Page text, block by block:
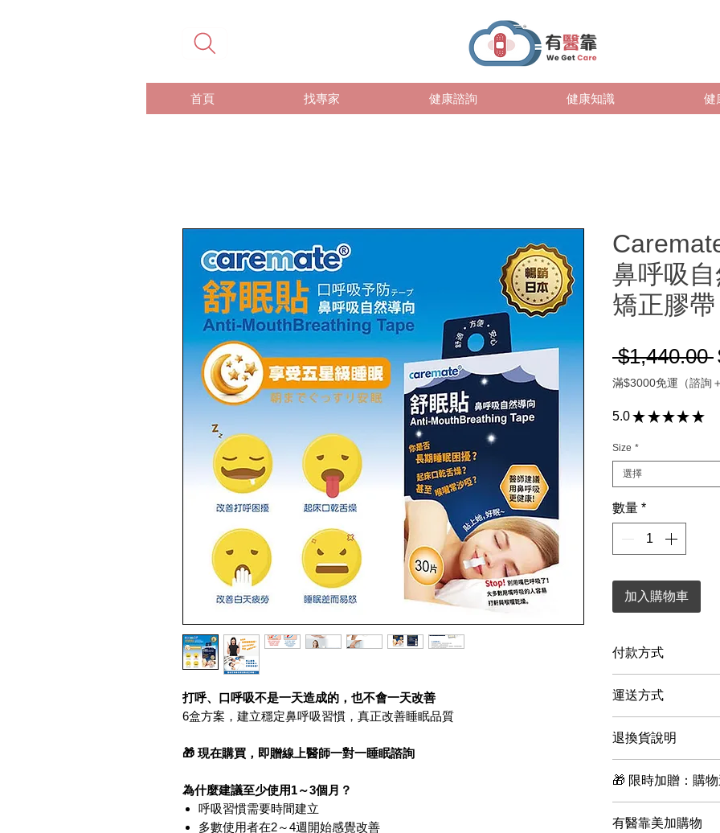
首頁 找專家 健康諮詢 健康知識 健
打呼、口呼吸不是一天造成的，也不會一天改善
6盒方案，建立穩定鼻呼吸習慣，真正改善睡眠品質
🎁 現在購買，即贈線上醫師一對一睡眠諮詢
為什麼建議至少使用1～3個月？
呼吸習慣需要時間建立
多數使用者在2～4週開始感覺改善
鼻呼吸
矯正膠
$1,440.00
滿$3000免運（諮詢
5.0★★★★★
Size *
選擇
數量 *
加入購物車
付款方式
付款方式，當您選
業流程透過SSL加
運送方式
作日內(不含週六
品。
2.以 郵局/便利袋/
退換貨說明
狀況，需要辦理換
的帳戶」頁面, 在(
將盡速為您處理。
🎁 限時加贈：購
有醫靠美加購物